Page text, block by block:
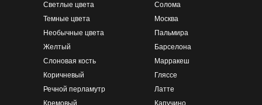
Светлые цвета
Темные цвета
Необычные цвета
Желтый
Слоновая кость
Коричневый
Речной перламутр
Солома
Москва
Пальмира
Барселона
Марракеш
Гляссе
Латте